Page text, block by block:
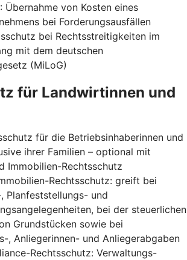
Übernahme von Kosten eines
bei Forderungsausfällen
bei Rechtsstreitigkeiten im
mit dem deutschen
(MiLoG)
für Landwirtinnen und
für die Betriebsinhaberinnen und
ihrer Familien – optional mit
Immobilien-Rechtsschutz
Rechtsschutz: greift bei
Planfeststellungs- und
bei der steuerlichen
Grundstücken sowie bei
, Anliegerinnen- und Anliegerabgaben
Rechtsschutz: Verwaltungs-